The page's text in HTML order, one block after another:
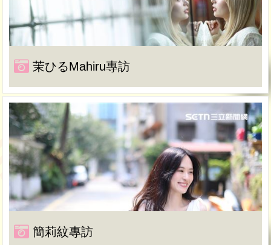
茉ひるMahiru專訪
簡莉紋專訪